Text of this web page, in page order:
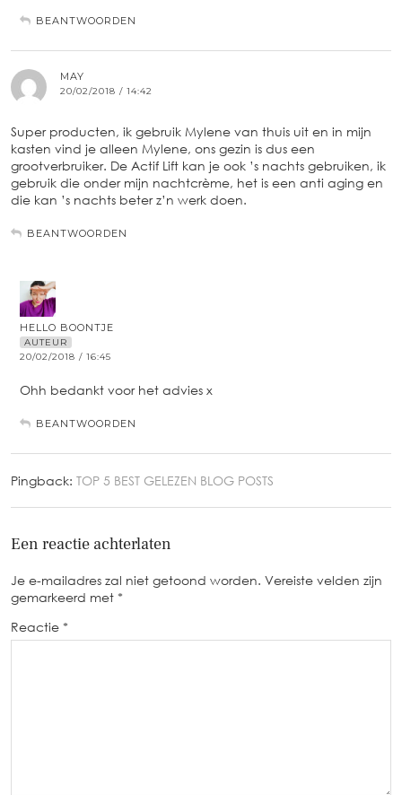
BEANTWOORDEN
MAY
20/02/2018 / 14:42
Super producten, ik gebruik Mylene van thuis uit en in mijn
kasten vind je alleen Mylene, ons gezin is dus een
grootverbruiker. De Actif Lift kan je ook ’s nachts gebruiken, ik
gebruik die onder mijn nachtcrème, het is een anti aging en
die kan ’s nachts beter z’n werk doen.
BEANTWOORDEN
HELLO BOONTJE
AUTEUR
20/02/2018 / 16:45
Ohh bedankt voor het advies x
BEANTWOORDEN
Pingback: TOP 5 BEST GELEZEN BLOG POSTS
Een reactie achterlaten
Je e-mailadres zal niet getoond worden. Vereiste velden zijn
gemarkeerd met *
Reactie *